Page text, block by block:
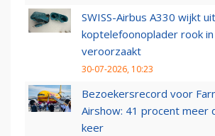
SWISS-Airbus A330 wijkt
koptelefoonoplader rook in
veroorzaakt
30-07-2026, 10:23
Bezoekersrecord voor
Airshow: 41 procent meer
keer